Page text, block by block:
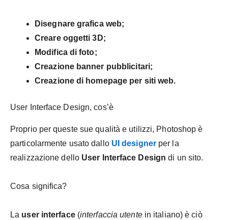
Disegnare grafica web;
Creare oggetti 3D;
Modifica di foto;
Creazione banner pubblicitari;
Creazione di homepage per siti web.
User Interface Design, cos’è
Proprio per queste sue qualità e utilizzi, Photoshop è
particolarmente usato dallo UI designerper la
realizzazione dello User Interface Design di un sito.
Cosa significa?
La user interface(interfaccia utentein italiano) è ciò